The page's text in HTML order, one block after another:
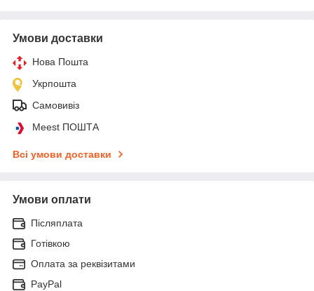
Умови доставки
Нова Пошта
Укрпошта
Самовивіз
Meest ПОШТА
Всі умови доставки
Умови оплати
Післяплата
Готівкою
Оплата за реквізитами
PayPal